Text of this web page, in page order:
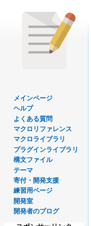
メインページ
ヘルプ
よくある質問
マクロリファレンス
マクロライブラリ
プラグインライブラリ
構文ファイル
テーマ
寄付・開発支援
練習用ページ
開発室
開発者のブログ